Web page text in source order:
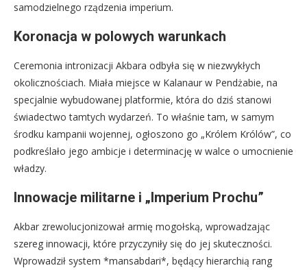
samodzielnego rządzenia imperium.
Koronacja w polowych warunkach
Ceremonia intronizacji Akbara odbyła się w niezwykłych
okolicznościach. Miała miejsce w Kalanaur w Pendżabie, na
specjalnie wybudowanej platformie, która do dziś stanowi
świadectwo tamtych wydarzeń. To właśnie tam, w samym
środku kampanii wojennej, ogłoszono go „Królem Królów”, co
podkreślało jego ambicje i determinację w walce o umocnienie
władzy.
Innowacje militarne i „Imperium Prochu”
Akbar zrewolucjonizował armię mogołską, wprowadzając
szereg innowacji, które przyczyniły się do jej skuteczności.
Wprowadził system *mansabdari*, będący hierarchią rang